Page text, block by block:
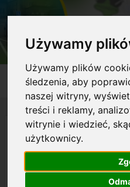
Używamy
Używamy plików
śledzenia, aby
naszej witryny,
treści i reklamy,
witrynie i wiedzieć,
użytkownicy.
INFO
o szkole
OPINIE
kursantów
kategoria B78
Jazdy samochodem Toyota
skrzynia biegów
państwowych.